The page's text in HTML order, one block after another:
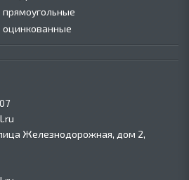
оцинкованные
Железнодорожная, дом 2,